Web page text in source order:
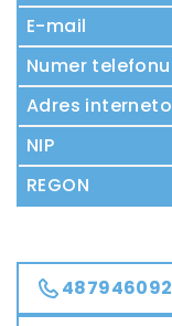
E-mail
Numer telefonu
Adres
NIP
REGON